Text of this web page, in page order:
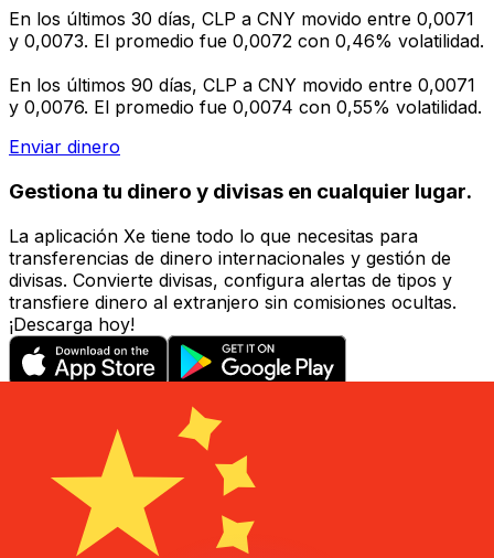
En los últimos 30 días, CLP a CNY movido entre 0,0071
y 0,0073. El promedio fue 0,0072 con 0,46% volatilidad.
En los últimos 90 días, CLP a CNY movido entre 0,0071
y 0,0076. El promedio fue 0,0074 con 0,55% volatilidad.
Enviar dinero
Gestiona tu dinero y divisas en cualquier lugar.
La aplicación Xe tiene todo lo que necesitas para
transferencias de dinero internacionales y gestión de
divisas. Convierte divisas, configura alertas de tipos y
transfiere dinero al extranjero sin comisiones ocultas.
¡Descarga hoy!